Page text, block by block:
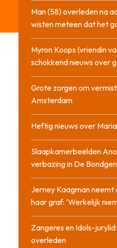
Man (58) overleden na
wisten meteen dat het
Myron Koops (vriendin
schokkend nieuws over
Grote zorgen om
Amsterdam
Heftig nieuws over
Slaapkamerbeelden
verbazing in De
Jerney Kaagman neemt
haar graf: ‘Werkelijk
Zangeres en Idols-
overleden